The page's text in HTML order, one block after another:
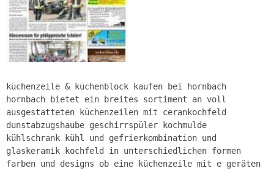
küchenzeile & küchenblock kaufen bei hornbach
hornbach bietet ein breites sortiment an voll
ausgestatteten küchenzeilen mit cerankochfeld
dunstabzugshaube geschirrspüler kochmulde
kühlschrank kühl und gefrierkombination und
glaskeramik kochfeld in unterschiedlichen formen
farben und designs ob eine küchenzeile mit e geräten